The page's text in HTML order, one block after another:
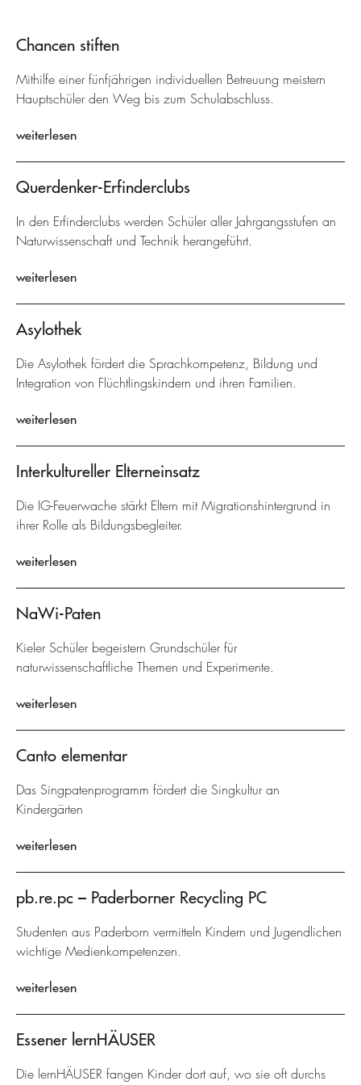
Chancen stiften
Mithilfe einer fünfjährigen individuellen Betreuung meistern
Hauptschüler den Weg bis zum Schulabschluss.
weiterlesen
Querdenker-Erfinderclubs
In den Erfinderclubs werden Schüler aller Jahrgangsstufen an
Naturwissenschaft und Technik herangeführt.
weiterlesen
Asylothek
Die Asylothek fördert die Sprachkompetenz, Bildung und
Integration von Flüchtlingskindern und ihren Familien.
weiterlesen
Interkultureller Elterneinsatz
Die IG-Feuerwache stärkt Eltern mit Migrationshintergrund in
ihrer Rolle als Bildungsbegleiter.
weiterlesen
NaWi-Paten
Kieler Schüler begeistern Grundschüler für
naturwissenschaftliche Themen und Experimente.
weiterlesen
Canto elementar
Das Singpatenprogramm fördert die Singkultur an
Kindergärten
weiterlesen
pb.re.pc – Paderborner Recycling PC
Studenten aus Paderborn vermitteln Kindern und Jugendlichen
wichtige Medienkompetenzen.
weiterlesen
Essener lernHÄUSER
Die lernHÄUSER fangen Kinder dort auf, wo sie oft durchs